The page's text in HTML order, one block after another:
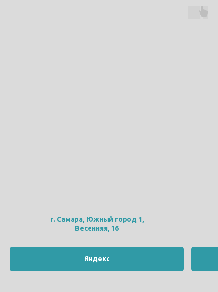
г. Самара, Южный город 1,
Весенняя, 16
Яндекс